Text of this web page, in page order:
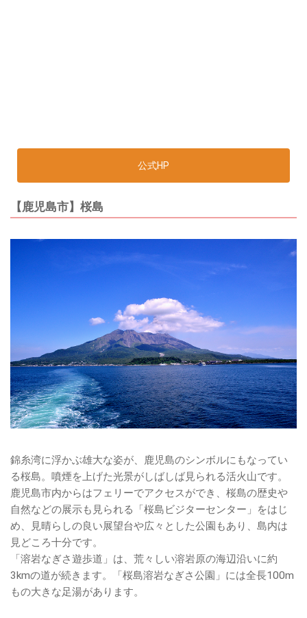
公式HP
【鹿児島市】桜島
錦糸湾に浮かぶ雄大な姿が、鹿児島のシンボルにもなってい
る桜島。噴煙を上げた光景がしばしば見られる活火山です。
鹿児島市内からはフェリーでアクセスができ、桜島の歴史や
自然などの展示も見られる「桜島ビジターセンター」をはじ
め、見晴らしの良い展望台や広々とした公園もあり、島内は
見どころ十分です。
「溶岩なぎさ遊歩道」は、荒々しい溶岩原の海辺沿いに約
3kmの道が続きます。「桜島溶岩なぎさ公園」には全長100m
もの大きな足湯があります。